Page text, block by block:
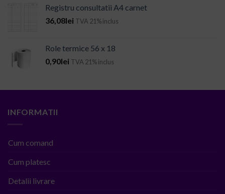
Registru consultatii A4 carnet
36,08lei TVA 21% inclus
Role termice 56 x 18
0,90lei TVA 21% inclus
INFORMATII
Cum comand
Cum platesc
Detalii livrare